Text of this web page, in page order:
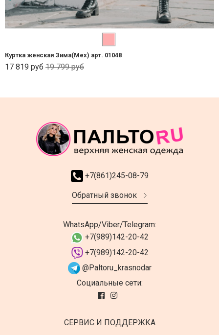
Куртка женская Зима(Мех) арт. 01048
17 819 руб 19 799 руб
+7(861)245-08-79
Обратный звонок
WhatsApp/Viber/Telegram:
+7(989)142-20-42
+7(989)142-20-42
@Paltoru_krasnodar
Социальные сети:
СЕРВИС И ПОДДЕРЖКА